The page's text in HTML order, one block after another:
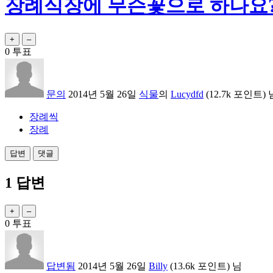
장례식장에 무슨꽃으로 하나요
0 투표
문의 2014년 5월 26일 식물의 Lucydfd (12.7k 포인트)
장례씩
장례
1 답변
0 투표
답변됨 2014년 5월 26일 Billy (13.6k 포인트) 님